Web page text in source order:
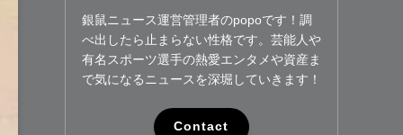
銀鼠ニュース運営管理者のpopoです！調
べ出したら止まらない性格です。芸能人や
有名スポーツ選手の熱愛エンタメや資産ま
で気になるニュースを深堀していきます！
Contact